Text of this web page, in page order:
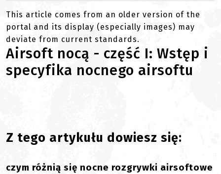
This article comes from an older version of the
portal and its display (especially images) may
deviate from current standards.
Airsoft nocą - część I: Wstęp i
specyfika nocnego airsoftu
Z tego artykułu dowiesz się:
czym różnią się nocne rozgrywki airsoftowe